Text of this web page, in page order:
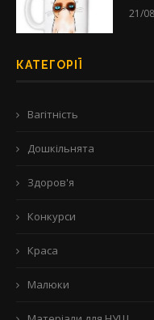
21/
КАТЕГОРІЇ
Вагітність
Дошкільнята
Здоров'я
Конкурси
Краса
Малюки